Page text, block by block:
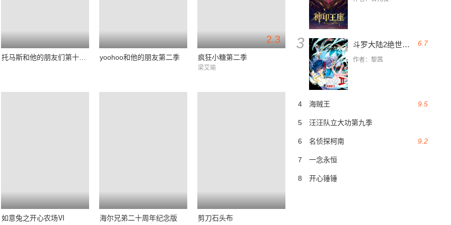
6.7
3 斗罗大陆2绝世唐门
作者：黎茜
9.5
4 海贼王
5 汪汪队立大功第九季
9.2
6 名侦探柯南
7 一念永恒
8 开心锤锤
yoohoo和他的朋友第二季
2.3
疯狂小糖第二季
梁艾瑜
如意兔之开心农场Ⅵ 海尔兄弟二十周年纪念版 剪刀石头布